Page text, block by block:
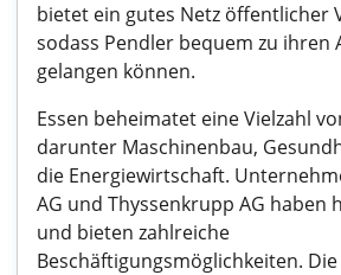
bietet ein gutes Netz öffentlicher
sodass Pendler bequem zu ihren
gelangen können.
Essen beheimatet eine Vielzahl
darunter Maschinenbau,
die Energiewirtschaft.
AG und Thyssenkrupp AG haben
und bieten zahlreiche
Beschäftigungsmöglichkeiten.